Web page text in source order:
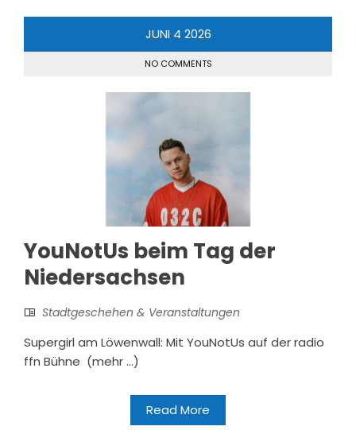
JUNI 4 2026
NO COMMENTS
YouNotUs beim Tag der
Niedersachsen
Stadtgeschehen & Veranstaltungen
Supergirl am Löwenwall: Mit YouNotUs auf der radio
ffn Bühne (mehr …)
Read More